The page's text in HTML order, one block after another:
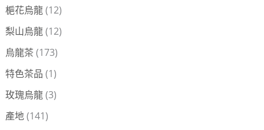
梔花烏龍(12)
梨山烏龍(12)
烏龍茶 (173)
特色茶品 (1)
玫瑰烏龍(3)
產地(141)